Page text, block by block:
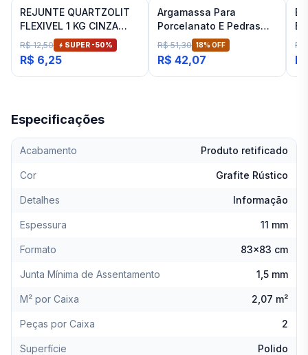
REJUNTE QUARTZOLIT
FLEXIVEL 1 KG CINZA
ARTICO
R$ 12,50 SUPER -50%
R$ 6,25
Argamassa Para
Porcelanato E Pedras
Naturais Cinza Interno
Inovatte 20 Kg
R$ 51,30 18% OFF
R$ 42,07
Fit
Especificações
Acabamento Produto retificado
Cor Grafite Rústico
Detalhes Informação
Espessura 11 mm
Formato 83x83 cm
Junta Mínima de Assentamento 1,5 mm
M² por Caixa 2,07 m²
Peças por Caixa 2
Superfície Polido